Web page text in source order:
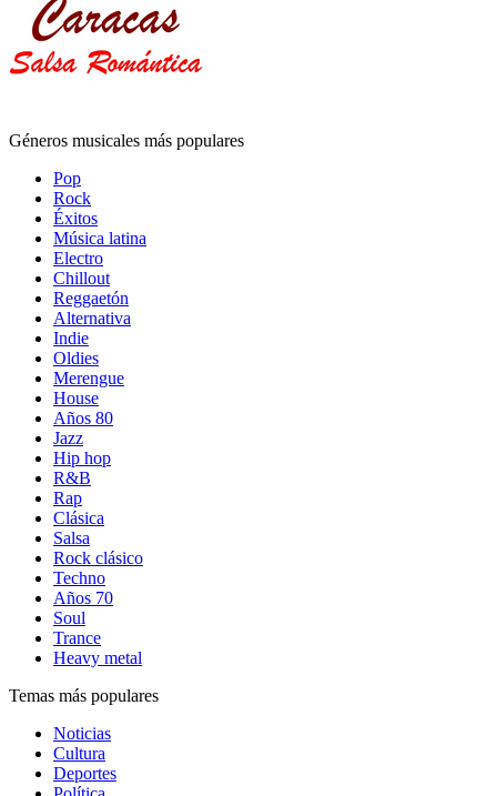
Géneros musicales más populares
Pop
Rock
Éxitos
Música latina
Electro
Chillout
Reggaetón
Alternativa
Indie
Oldies
Merengue
House
Años 80
Jazz
Hip hop
R&B
Rap
Clásica
Salsa
Rock clásico
Techno
Años 70
Soul
Trance
Heavy metal
Temas más populares
Noticias
Cultura
Deportes